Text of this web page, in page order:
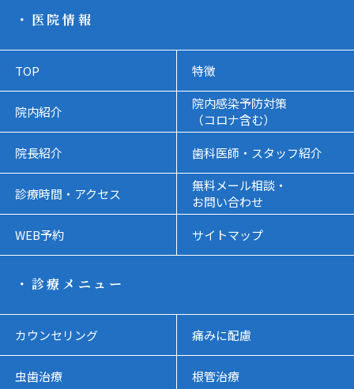
・医院情報
TOP 特徴
院内紹介
院内感染予防対策
（コロナ含む）
院長紹介
歯科医師・スタッフ紹介
診療時間・アクセス
無料メール相談・
お問い合わせ
WEB予約
サイトマップ
・診療メニュー
カウンセリング 痛みに配慮
虫歯治療 根管治療